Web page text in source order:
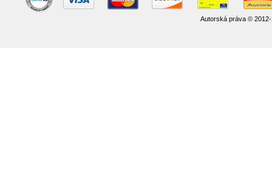
Autorská práva ©